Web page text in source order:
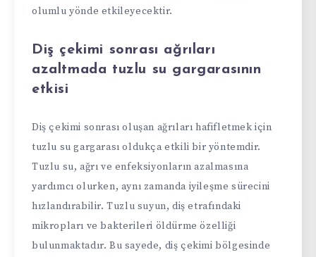
olumlu yönde etkileyecektir.
Diş çekimi sonrası ağrıları
azaltmada tuzlu su gargarasının
etkisi
Diş çekimi sonrası oluşan ağrıları hafifletmek için
tuzlu su gargarası oldukça etkili bir yöntemdir.
Tuzlu su, ağrı ve enfeksiyonların azalmasına
yardımcı olurken, aynı zamanda iyileşme sürecini
hızlandırabilir. Tuzlu suyun, diş etrafındaki
mikropları ve bakterileri öldürme özelliği
bulunmaktadır. Bu sayede, diş çekimi bölgesinde